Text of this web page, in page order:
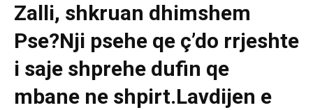
Zalli, shkruan dhimshem
Pse?Nji psehe qe ç’do rrjeshte
i saje shprehe dufin qe
mbane ne shpirt.Lavdijen e